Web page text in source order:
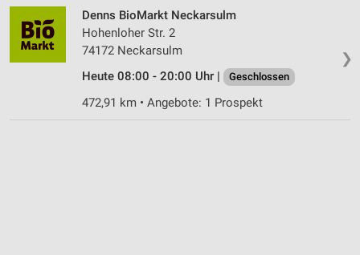
❯
Denns BioMarkt Neckarsulm
Hohenloher Str. 2
74172 Neckarsulm
Heute 08:00 - 20:00 Uhr |
Geschlossen
472,91 km • Angebote: 1 Prospekt